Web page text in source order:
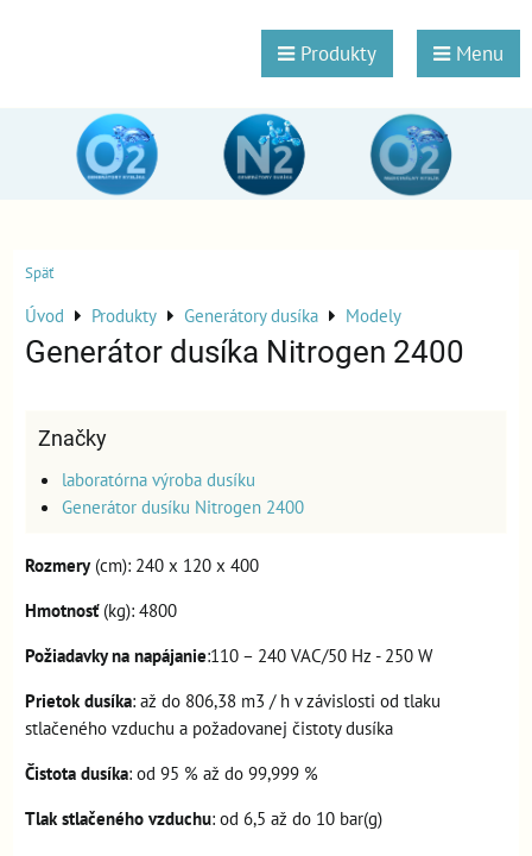
Produkty Menu
Späť
Úvod Produkty Generátory dusíka Modely
Generátor dusíka Nitrogen 2400
Značky
laboratórna výroba dusíku
Generátor dusíku Nitrogen 2400
Rozmery(cm): 240 x 120 x 400
Hmotnosť(kg): 4800
Požiadavky na napájanie:110 – 240 VAC/50 Hz - 250 W
Prietok dusíka: až do 806,38 m3 / h v závislosti od tlaku
stlačeného vzduchu a požadovanej čistoty dusíka
Čistota dusíka: od 95 % až do 99,999 %
Tlak stlačeného vzduchu: od 6,5 až do 10 bar(g)